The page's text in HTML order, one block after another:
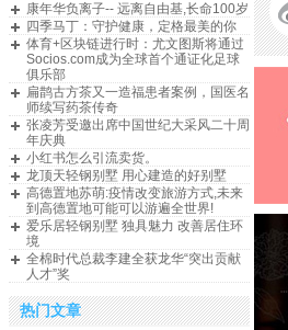
康年华负离子-- 远离自由基,长命100岁
四季马丁：守护健康，定格最美的你
体育+区块链进行时：尤文图斯将通过
Socios.com成为全球首个通证化足球
俱乐部
扁鹊古方茶又一造福患者案例，国医名
师续写药茶传奇
张凌芳受邀出席中国世纪大采风二十周
年庆典
小红书怎么引流卖货。
龙顶天轻钢别墅 用心建造的好别墅
高德置地苏萌:疫情改变旅游方式,未来
到高德置地可能可以游遍全世界!
爱乐居轻钢别墅 独具魅力 改善居住环
境
全棉时代总裁李建全获龙华“突出贡献
人才”奖
热门文章